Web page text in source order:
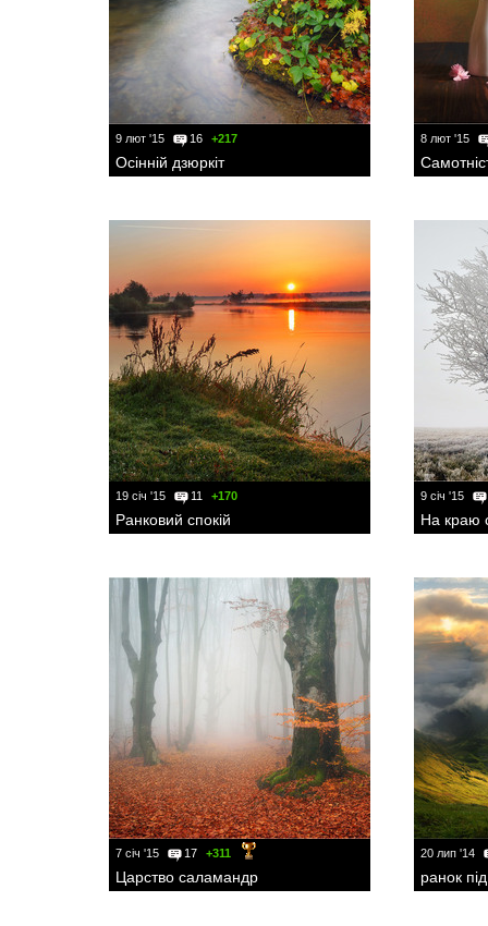
9 лют '15 16 +217
Осінній дзюркіт
8 лют '15
19 січ '15 11 +170
Ранковий спокій
9 січ '15
На краю
7 січ '15 17 +311
Царство саламандр
20 лип '14
ранок